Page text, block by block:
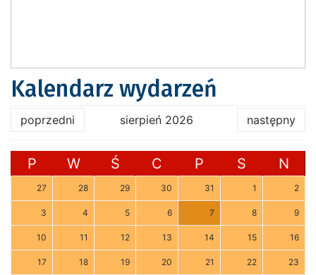
Kalendarz wydarzeń
poprzedni sierpień 2026 następny
P W Ś C P S N
27 28 29 30 31 1 2
3 4 5 6 7 8 9
10 11 12 13 14 15 16
17 18 19 20 21 22 23